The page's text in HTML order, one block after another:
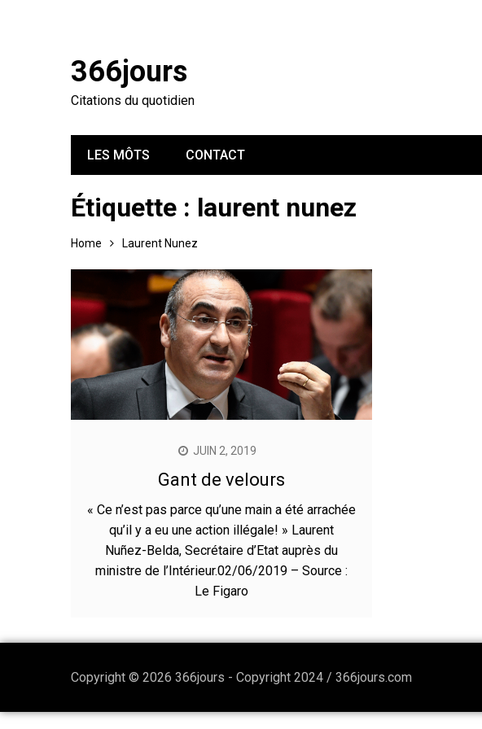
366jours
Citations du quotidien
LES MÔTS CONTACT
Étiquette : laurent nunez
Home Laurent Nunez
JUIN 2, 2019
Gant de velours
« Ce n’est pas parce qu’une main a été arrachée
qu’il y a eu une action illégale! » Laurent
Nuñez-Belda, Secrétaire d’Etat auprès du
ministre de l’Intérieur.02/06/2019 – Source :
Le Figaro
Copyright © 2026 366jours - Copyright 2024 / 366jours.com